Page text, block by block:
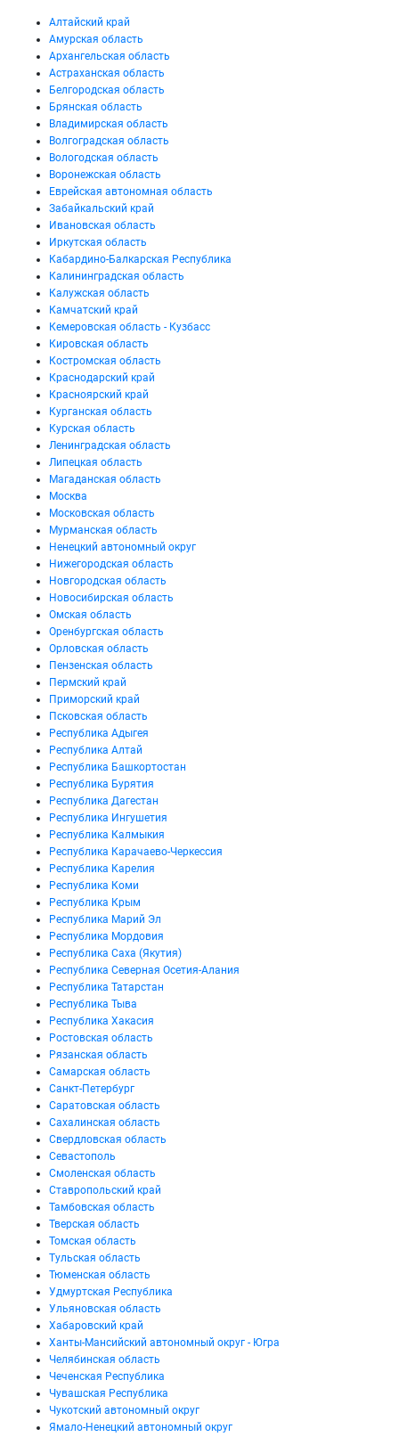
Алтайский край
Амурская область
Архангельская область
Астраханская область
Белгородская область
Брянская область
Владимирская область
Волгоградская область
Вологодская область
Воронежская область
Еврейская автономная область
Забайкальский край
Ивановская область
Иркутская область
Кабардино-Балкарская Республика
Калининградская область
Калужская область
Камчатский край
Кемеровская область - Кузбасс
Кировская область
Костромская область
Краснодарский край
Красноярский край
Курганская область
Курская область
Ленинградская область
Липецкая область
Магаданская область
Москва
Московская область
Мурманская область
Ненецкий автономный округ
Нижегородская область
Новгородская область
Новосибирская область
Омская область
Оренбургская область
Орловская область
Пензенская область
Пермский край
Приморский край
Псковская область
Республика Адыгея
Республика Алтай
Республика Башкортостан
Республика Бурятия
Республика Дагестан
Республика Ингушетия
Республика Калмыкия
Республика Карачаево-Черкессия
Республика Карелия
Республика Коми
Республика Крым
Республика Марий Эл
Республика Мордовия
Республика Саха (Якутия)
Республика Северная Осетия-Алания
Республика Татарстан
Республика Тыва
Республика Хакасия
Ростовская область
Рязанская область
Самарская область
Санкт-Петербург
Саратовская область
Сахалинская область
Свердловская область
Севастополь
Смоленская область
Ставропольский край
Тамбовская область
Тверская область
Томская область
Тульская область
Тюменская область
Удмуртская Республика
Ульяновская область
Хабаровский край
Ханты-Мансийский автономный округ - Югра
Челябинская область
Чеченская Республика
Чувашская Республика
Чукотский автономный округ
Ямало-Ненецкий автономный округ